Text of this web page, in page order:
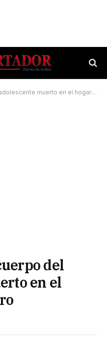
muerto en el hogar de Virasoro
del
en el